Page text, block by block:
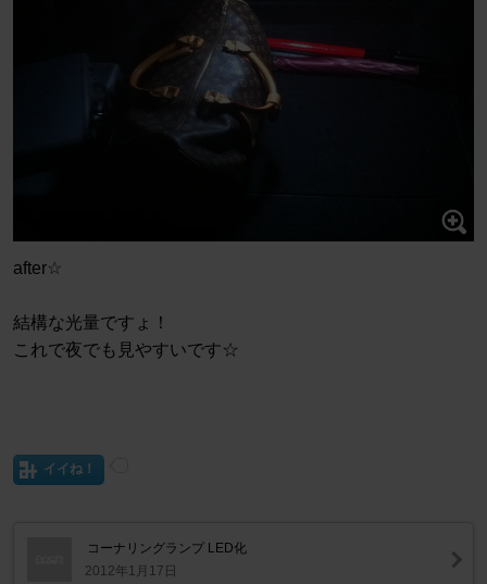
after☆
結構な光量ですょ！
これで夜でも見やすいです☆
イイね！
コーナリングランプ LED化
2012年1月17日